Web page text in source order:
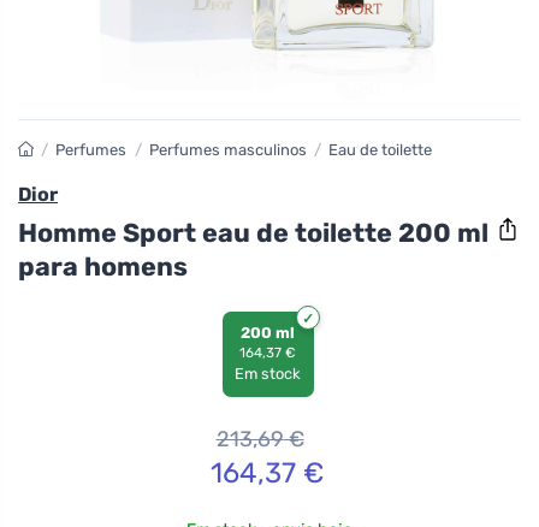
/ Perfumes / Perfumes masculinos / Eau de toilette
Dior
Homme Sport eau de toilette 200 ml
para homens
200 ml
164,37 €
Em stock
213,69€
164,37 €